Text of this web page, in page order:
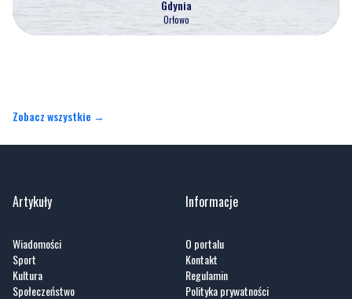
Artykuły
Sport
Kronika policyjna
Informacje
Kontakt
Reklama
Zobacz